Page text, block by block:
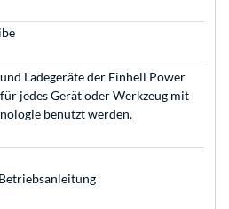
Ladegeräte der Einhell Power
jedes Gerät oder Werkzeug mit
benutzt werden.